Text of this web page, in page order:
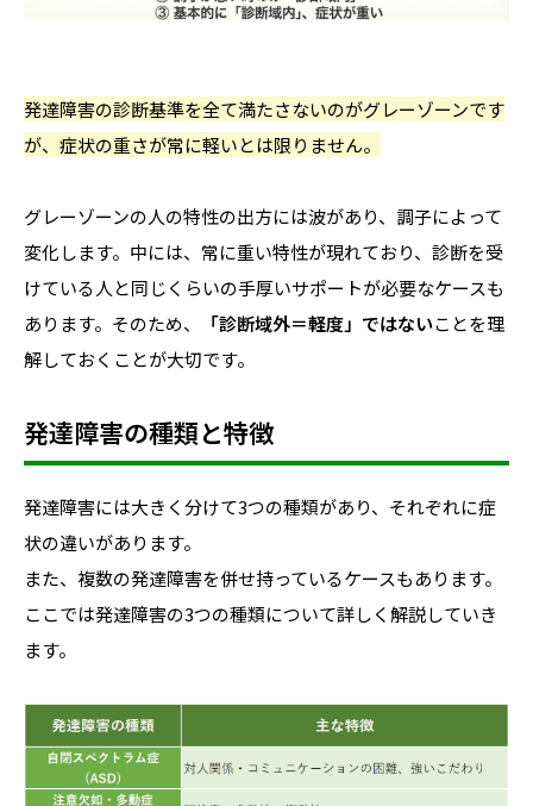
発達障害の診断基準を全て満たさないのがグレーゾーンです
が、症状の重さが常に軽いとは限りません。
グレーゾーンの人の特性の出方には波があり、調子によって
変化します。中には、常に重い特性が現れており、診断を受
けている人と同じくらいの手厚いサポートが必要なケースも
あります。そのため、
「診断域外＝軽度」ではないことを理
解しておくことが大切です。
発達障害の種類と特徴
発達障害には大きく分けて3つの種類があり、それぞれに症
状の違いがあります。
また、複数の発達障害を併せ持っているケースもあります。
ここでは発達障害の3つの種類について詳しく解説していき
ます。